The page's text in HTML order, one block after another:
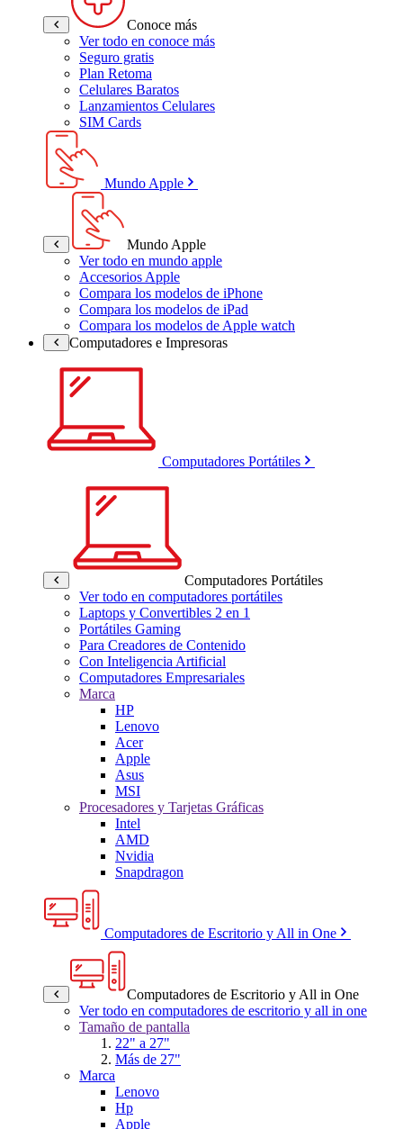
Conoce más
Ver todo en conoce más
Seguro gratis
Plan Retoma
Celulares Baratos
Lanzamientos Celulares
SIM Cards
Mundo Apple
Mundo Apple
Ver todo en mundo apple
Accesorios Apple
Compara los modelos de iPhone
Compara los modelos de iPad
Compara los modelos de Apple watch
Computadores e Impresoras
Computadores Portátiles
Computadores Portátiles
Ver todo en computadores portátiles
Laptops y Convertibles 2 en 1
Portátiles Gaming
Para Creadores de Contenido
Con Inteligencia Artificial
Computadores Empresariales
Marca
HP
Lenovo
Acer
Apple
Asus
MSI
Procesadores y Tarjetas Gráficas
Intel
AMD
Nvidia
Snapdragon
Computadores de Escritorio y All in One
Computadores de Escritorio y All in One
Ver todo en computadores de escritorio y all in one
Tamaño de pantalla
22" a 27"
Más de 27"
Marca
Lenovo
Hp
Apple